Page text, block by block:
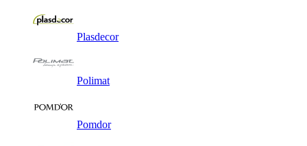
Plasdecor
Polimat
Pomdor